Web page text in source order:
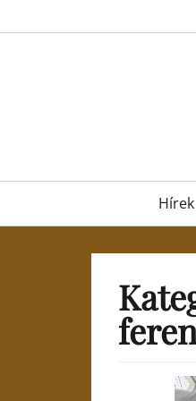
to
Primary
menu
Hírek